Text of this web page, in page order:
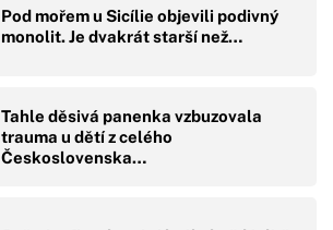
Pod mořem u Sicílie objevili podivný
monolit. Je dvakrát starší než…
Tahle děsivá panenka vzbuzovala
trauma u dětí z celého
Československa…